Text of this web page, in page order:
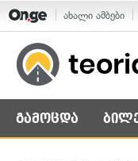
ახალი ამბები
გამოცდა